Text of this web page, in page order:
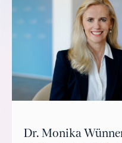
Dr. Monika